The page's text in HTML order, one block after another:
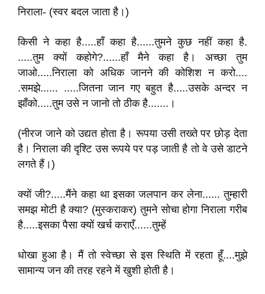
निराला- (स्वर बदल जाता है।)
किसी ने कहा है.....हाँ कहा है......तुमने कुछ नहीं कहा है.
.....तुम क्यों कहोगे?......हाँ मैने कहा है। अच्छा तुम
जाओ.....निराला को अधिक जानने की कोशिश न करो....
.समझे...... .....जितना जान गए बहुत है.....उसके अन्दर न
झाँको.....तुम उसे न जानो तो ठीक है.......।
(नीरज जाने को उद्यत होता है। रूपया उसी तख्ते पर छोड़ देता
है। निराला की दृश्टि उस रूपये पर पड़ जाती है तो वे उसे डाटने
लगते हैं।)
क्यों जी?.....मैंने कहा था इसका जलपान कर लेना...... तुम्हारी
समझ मोटी है क्या? (मुस्कराकर) तुमने सोचा होगा निराला गरीब
है.....इसका पैसा क्यों खर्च कराएँ......तुम्हें
धोखा हुआ है। मैं तो स्वेच्छा से इस स्थिति में रहता हूँ....मुझे
सामान्य जन की तरह रहने में खुशी होती है।